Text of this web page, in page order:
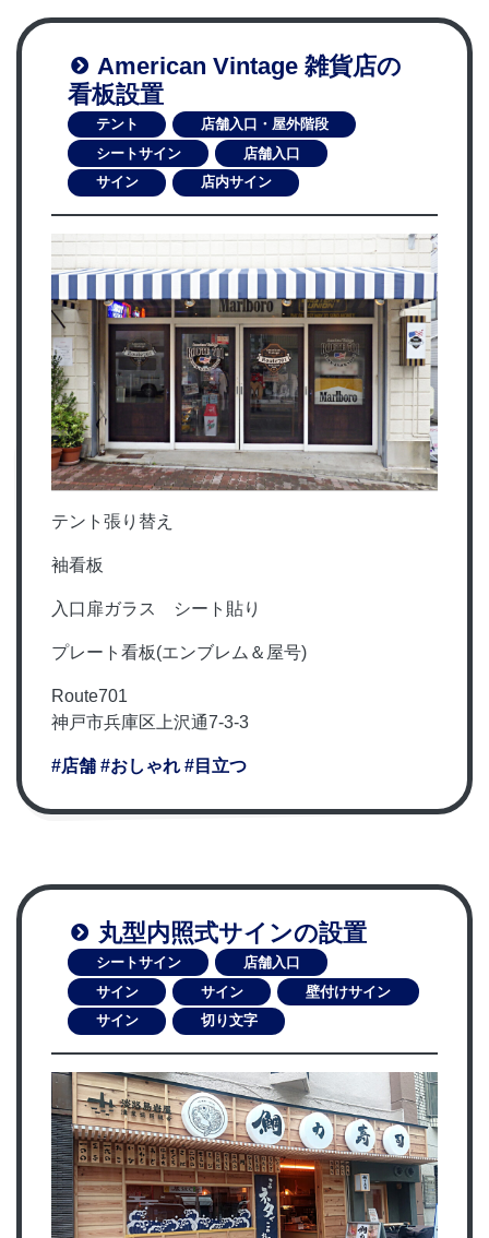
American Vintage 雑貨店の
看板設置
テント
店舗入口・屋外階段
シートサイン
店舗入口
サイン
店内サイン
テント張り替え
袖看板
入口扉ガラス シート貼り
プレート看板(エンブレム＆屋号)
Route701
神戸市兵庫区上沢通7-3-3
#店舗 #おしゃれ #目立つ
丸型内照式サインの設置
シートサイン
店舗入口
サイン
サイン
壁付けサイン
サイン
切り文字